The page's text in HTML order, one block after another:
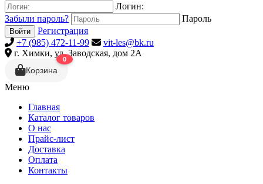
Логин:
Забыли пароль?
Пароль
Войти
Регистрация
+7 (985) 472-11-99
vit-les@bk.ru
г. Химки, ул. Заводская, дом 2А
Корзина
0
Меню
Главная
Каталог товаров
О нас
Прайс-лист
Доставка
Оплата
Контакты